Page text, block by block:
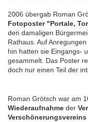
2006 übergab Roman
Fotoposter "Portale,
den damaligen
Rathaus. Auf
hin hatten sie Eingangs-
gesammelt. Das Poster
doch nur einen Teil der
Roman Grötsch war am
Wiederaufnahme der
Verschönerungsvereins